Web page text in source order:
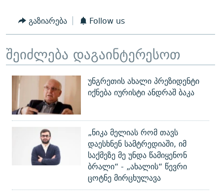
გაზიარება Follow us
შეიძლება დაგაინტერესოთ
უნგრეთის ახალი პრეზიდენტი
იქნება იურისტი ანდრაშ ბაკა
„ნიკა მელიას რომ თავს
დაესხნენ სამტრედიაში, იმ
საქმეზე მე უნდა წამიყენონ
ბრალი“ - „ახალის“ წევრი
ცოტნე მირცხულავა